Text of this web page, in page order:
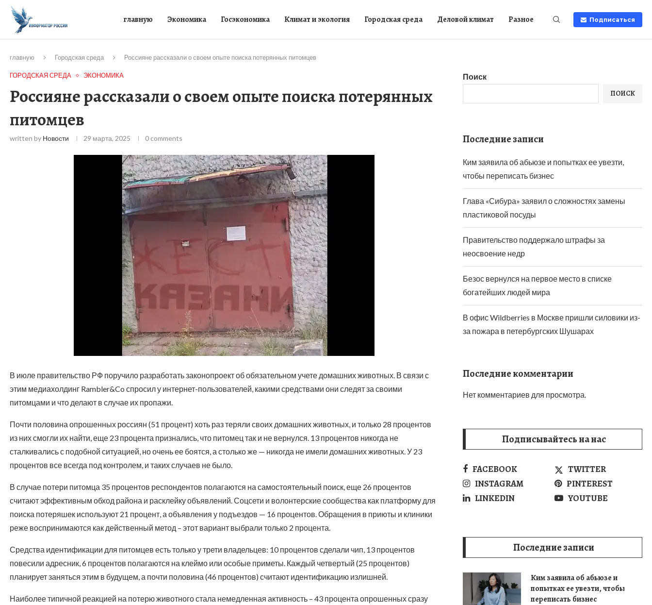
главную Экономика Госэкономика Климат и экология Городская среда Деловой климат Разное Подписаться
главную Городская среда Россияне рассказали о своем опыте поиска потерянных питомцев
ГОРОДСКАЯ СРЕДА ЭКОНОМИКА
Россияне рассказали о своем опыте поиска потерянных
питомцев
written by Новости 29 марта, 2025 0 comments
В июле правительство РФ поручило разработать законопроект об обязательном учете домашних животных. В связи с
этим медиахолдинг Rambler&Co спросил у интернет-пользователей, какими средствами они следят за своими
питомцами и что делают в случае их пропажи.
Почти половина опрошенных россиян (51 процент) хоть раз теряли своих домашних животных, и только 28 процентов
из них смогли их найти, еще 23 процента признались, что питомец так и не вернулся. 13 процентов никогда не
сталкивались с подобной ситуацией, но очень ее боятся, а столько же — никогда не имели домашних животных. У 23
процентов все всегда под контролем, и таких случаев не было.
В случае потери питомца 35 процентов респондентов полагаются на самостоятельный поиск, еще 26 процентов
считают эффективным обход района и расклейку объявлений. Соцсети и волонтерские сообщества как платформу для
поиска потеряшек используют 21 процент, а объявления у подъездов — 16 процентов. Обращения в приюты и клиники
реже воспринимаются как действенный метод – этот вариант выбрали только 2 процента.
Средства идентификации для питомцев есть только у трети владельцев: 10 процентов сделали чип, 13 процентов
повесили адресник, 6 процентов полагаются на клеймо или особые приметы. Каждый четвертый (25 процентов)
планирует заняться этим в будущем, а почти половина (46 процентов) считают идентификацию излишней.
Наиболее типичной реакцией на потерю животного стала немедленная активность – 43 процента опрошенных сразу
Поиск
ПОИСК
Последние записи
Ким заявила об абьюзе и попытках ее увезти,
чтобы переписать бизнес
Глава «Сибура» заявил о сложностях замены
пластиковой посуды
Правительство поддержало штрафы за
неосвоение недр
Безос вернулся на первое место в списке
богатейших людей мира
В офис Wildberries в Москве пришли силовики из-
за пожара в петербургских Шушарах
Последние комментарии
Нет комментариев для просмотра.
Подписывайтесь на нас
FACEBOOK
TWITTER
INSTAGRAM
PINTEREST
LINKEDIN
YOUTUBE
Последние записи
Ким заявила об абьюзе и
попытках ее увезти, чтобы
переписать бизнес